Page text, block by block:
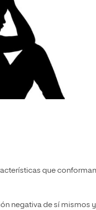
que
negativa de sí mismos y